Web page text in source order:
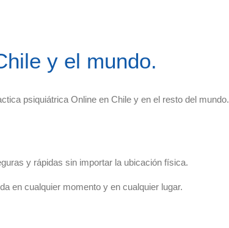
y el mundo.
psiquiátrica Online en Chile y en el resto del mundo.
y rápidas sin importar la ubicación física.
en cualquier momento y en cualquier lugar.